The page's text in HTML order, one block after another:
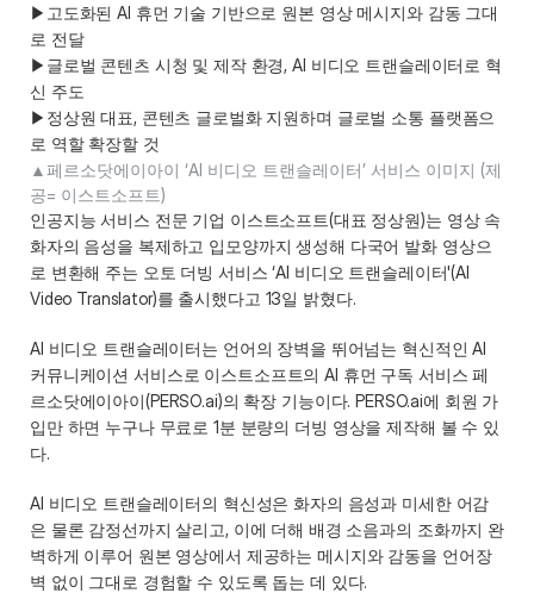
▶고도화된 AI 휴먼 기술 기반으로 원본 영상 메시지와 감동 그대
로 전달
▶글로벌 콘텐츠 시청 및 제작 환경, AI 비디오 트랜슬레이터로 혁
신 주도
▶정상원 대표, 콘텐츠 글로벌화 지원하며 글로벌 소통 플랫폼으
로 역할 확장할 것
▲페르소닷에이아이 ‘AI 비디오 트랜슬레이터’ 서비스 이미지 (제
인공지능 서비스 전문 기업 이스트소프트(대표 정상원)는 영상 속
화자의 음성을 복제하고 입모양까지 생성해 다국어 발화 영상으
로 변환해 주는 오토 더빙 서비스 ‘AI 비디오 트랜슬레이터'(AI
Video Translator)를 출시했다고 13일 밝혔다.
AI 비디오 트랜슬레이터는 언어의 장벽을 뛰어넘는 혁신적인 AI
커뮤니케이션 서비스로 이스트소프트의 AI 휴먼 구독 서비스 페
르소닷에이아이(PERSO.ai)의 확장 기능이다. PERSO.ai에 회원 가
입만 하면 누구나 무료로 1분 분량의 더빙 영상을 제작해 볼 수 있
다.
AI 비디오 트랜슬레이터의 혁신성은 화자의 음성과 미세한 어감
은 물론 감정선까지 살리고, 이에 더해 배경 소음과의 조화까지 완
벽하게 이루어 원본 영상에서 제공하는 메시지와 감동을 언어장
벽 없이 그대로 경험할 수 있도록 돕는 데 있다.